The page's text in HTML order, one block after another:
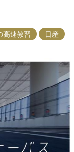
高速教習 日産